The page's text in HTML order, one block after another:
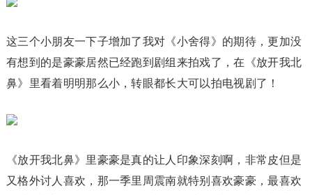
这三个小朋友一下子增加了我对《小舍得》的期待，更加没
有想到的是豪豪居然已经跑到剧组来拍戏了，在《放开我北
鼻》里看着明明那么小，转眼都长大可以拍电视剧了！
《放开我北鼻》里豪豪是真的让人印象深刻啊，非常皮但是
又格外讨人喜欢，那一季里周震南就特别喜欢豪豪，最喜欢